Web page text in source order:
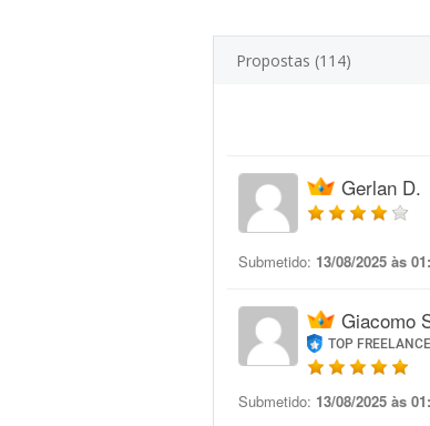
Propostas (114)
Gerlan D.
Submetido: 13/08/2025 às
Giacomo
TOP
Submetido: 13/08/2025 às